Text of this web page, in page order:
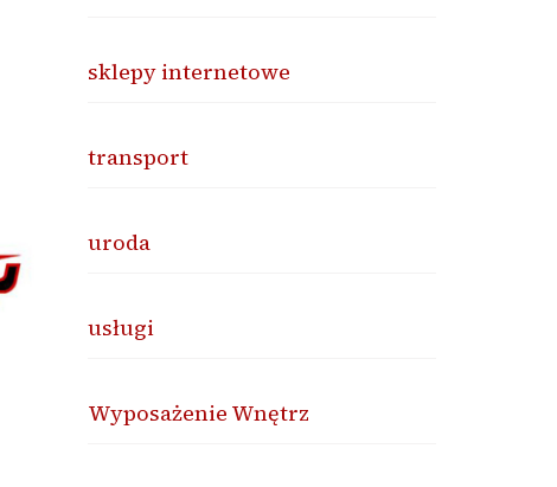
sklepy internetowe
transport
uroda
usługi
Wyposażenie Wnętrz